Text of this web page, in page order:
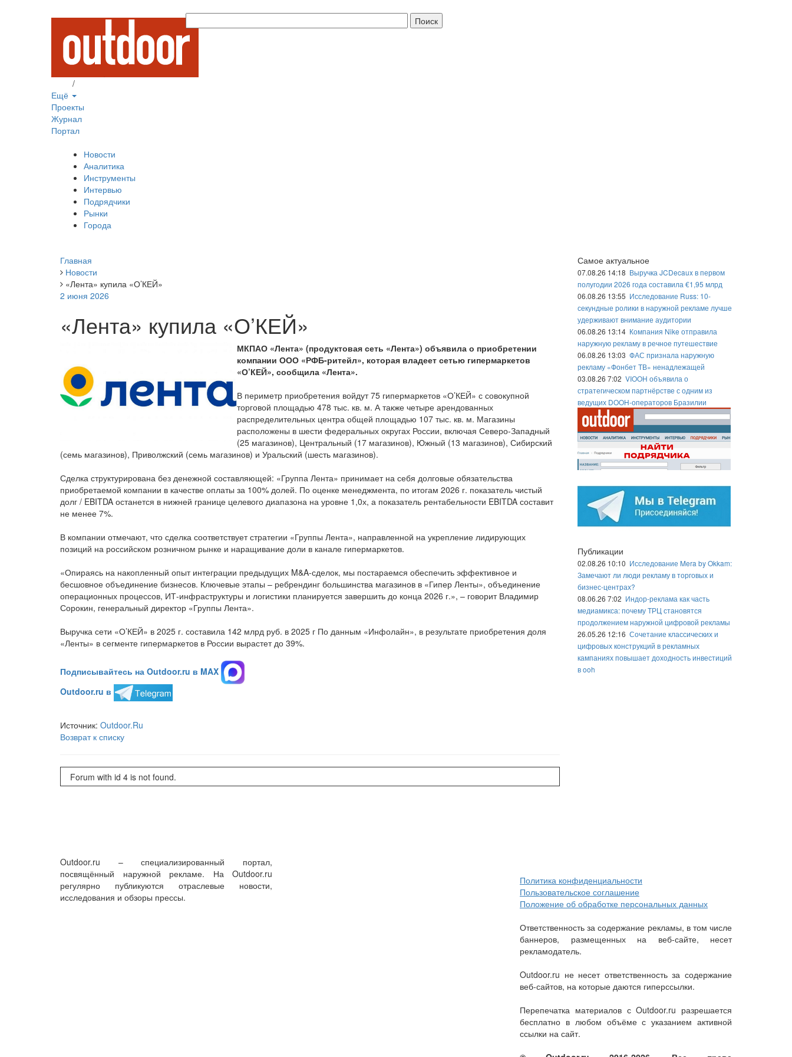
/
Ещё
Проекты
Журнал
Портал
Новости
Аналитика
Инструменты
Интервью
Подрядчики
Рынки
Города
Главная
Новости
«Лента» купила «О’КЕЙ»
2 июня 2026
«Лента» купила «О’КЕЙ»
МКПАО «Лента» (продуктовая сеть «Лента») объявила о приобретении
компании ООО «РФБ-ритейл», которая владеет сетью гипермаркетов
«О’КЕЙ», сообщила «Лента».
В периметр приобретения войдут 75 гипермаркетов «О’КЕЙ» с совокупной
торговой площадью 478 тыс. кв. м. А также четыре арендованных
распределительных центра общей площадью 107 тыс. кв. м. Магазины
расположены в шести федеральных округах России, включая Северо-Западный
(25 магазинов), Центральный (17 магазинов), Южный (13 магазинов), Сибирский
(семь магазинов), Приволжский (семь магазинов) и Уральский (шесть магазинов).
Сделка структурирована без денежной составляющей: «Группа Лента» принимает на себя долговые обязательства
приобретаемой компании в качестве оплаты за 100% долей. По оценке менеджмента, по итогам 2026 г. показатель чистый
долг / EBITDA останется в нижней границе целевого диапазона на уровне 1,0х, а показатель рентабельности EBITDA составит
не менее 7%.
В компании отмечают, что сделка соответствует стратегии «Группы Лента», направленной на укрепление лидирующих
позиций на российском розничном рынке и наращивание доли в канале гипермаркетов.
«Опираясь на накопленный опыт интеграции предыдущих M&A-сделок, мы постараемся обеспечить эффективное и
бесшовное объединение бизнесов. Ключевые этапы – ребрендинг большинства магазинов в «Гипер Ленты», объединение
операционных процессов, ИТ-инфраструктуры и логистики планируется завершить до конца 2026 г.», – говорит Владимир
Сорокин, генеральный директор «Группы Лента».
Выручка сети «О’КЕЙ» в 2025 г. составила 142 млрд руб. в 2025 г По данным «Инфолайн», в результате приобретения доля
«Ленты» в сегменте гипермаркетов в России вырастет до 39%.
Подписывайтесь на Outdoor.ru в MAX
Outdoor.ru в
Источник: Outdoor.Ru
Возврат к списку
Forum with id 4 is not found.
Самое актуальное
07.08.26 14:18 Выручка JCDecaux в первом
полугодии 2026 года составила €1,95 млрд
06.08.26 13:55 Исследование Russ: 10-
секундные ролики в наружной рекламе лучше
удерживают внимание аудитории
06.08.26 13:14 Компания Nike отправила
наружную рекламу в речное путешествие
06.08.26 13:03 ФАС признала наружную
рекламу «Фонбет ТВ» ненадлежащей
03.08.26 7:02 VIOOH объявила о
стратегическом партнёрстве с одним из
ведущих DOOH-операторов Бразилии
Публикации
02.08.26 10:10 Исследование Mera by Okkam:
Замечают ли люди рекламу в торговых и
бизнес-центрах?
08.06.26 7:02 Индор-реклама как часть
медиамикса: почему ТРЦ становятся
продолжением наружной цифровой рекламы
26.05.26 12:16 Сочетание классических и
цифровых конструкций в рекламных
кампаниях повышает доходность инвестиций
в ooh
Outdoor.ru – специализированный портал,
посвящённый наружной рекламе. На Outdoor.ru
регулярно публикуются отраслевые новости,
исследования и обзоры прессы.
Политика конфиденциальности
Пользовательское соглашение
Положение об обработке персональных данных
Ответственность за содержание рекламы, в том числе
баннеров, размещенных на веб-сайте, несет
рекламодатель.
Outdoor.ru не несет ответственность за содержание
веб-сайтов, на которые даются гиперссылки.
Перепечатка материалов с Outdoor.ru разрешается
бесплатно в любом объёме с указанием активной
ссылки на сайт.